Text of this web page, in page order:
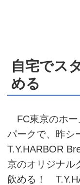
自宅でス
める
FC東京のホー
パークで、昨シ
T.Y.HARBOR
京のオリジナル
飲める！